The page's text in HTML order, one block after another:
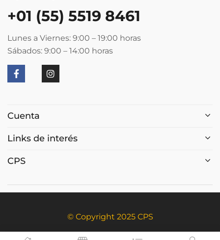
+01 (55) 5519 8461
Lunes a Viernes: 9:00 – 19:00 horas
Sábados: 9:00 – 14:00 horas
Cuenta
Links de interés
CPS
© Copyright 2025 CPS